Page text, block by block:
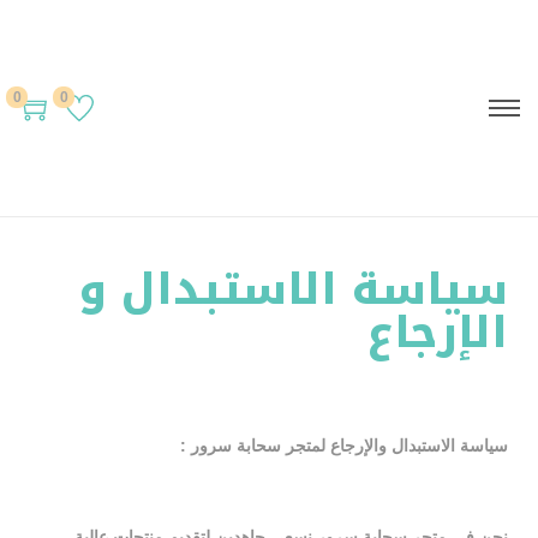
0
0
سياسة الاستبدال و
الإرجاع
سياسة الاستبدال والإرجاع لمتجر سحابة سرور :